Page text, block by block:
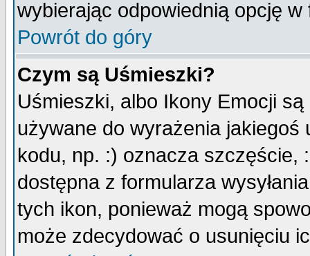
wybierając odpowiednią opcję w
Powrót do góry
Czym są Uśmieszki?
Uśmieszki, albo Ikony Emocji
używane do wyrażenia
kodu, np. :) oznacza szczęście,
dostępna z formularza
tych ikon, ponieważ mogą
może zdecydować o usunięciu